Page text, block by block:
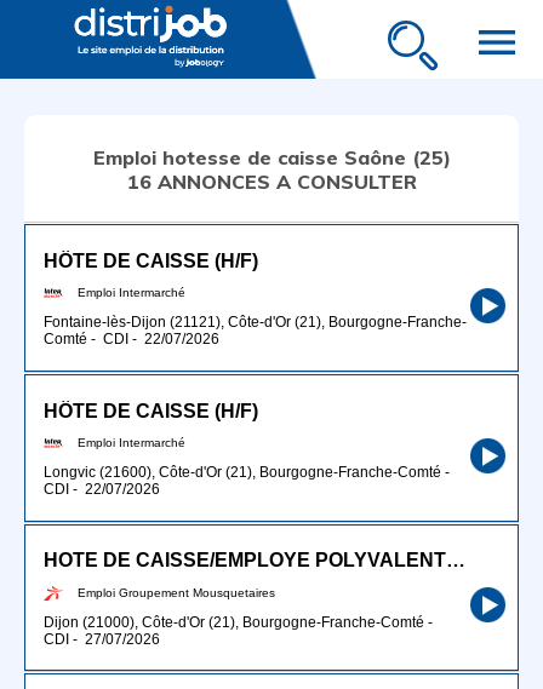
menu
Emploi hotesse de caisse Saône (25)
16 ANNONCES A CONSULTER
HÔTE DE CAISSE (H/F)
Emploi Intermarché
Fontaine-lès-Dijon (21121), Côte-d'Or (21), Bourgogne-Franche-
Comté - CDI - 22/07/2026
HÔTE DE CAISSE (H/F)
Emploi Intermarché
Longvic (21600), Côte-d'Or (21), Bourgogne-Franche-Comté -
CDI - 22/07/2026
HOTE DE CAISSE/EMPLOYE POLYVALENT EN LIBRE SERVICE (H/F)
Emploi Groupement Mousquetaires
Dijon (21000), Côte-d'Or (21), Bourgogne-Franche-Comté -
CDI - 27/07/2026